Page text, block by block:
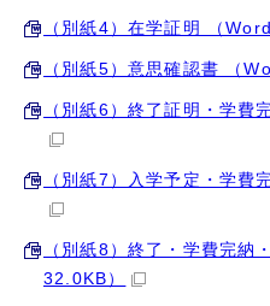
（別紙4）在学証明 （
（別紙5）意思確認書 （
（別紙6）終了証明・学費
（別紙7）入学予定・学費
（別紙8）終了・学費完納
32.0KB）